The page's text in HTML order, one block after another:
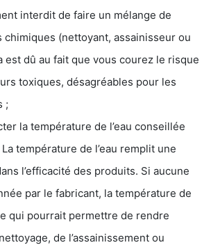
interdit de faire un mélange de
(nettoyant, assainisseur ou
est dû au fait que vous courez le risque
toxiques, désagréables pour les
;
la température de l’eau conseillée
température de l’eau remplit une
l’efficacité des produits. Si aucune
par le fabricant, la température de
qui pourrait permettre de rendre
de l’assainissement ou